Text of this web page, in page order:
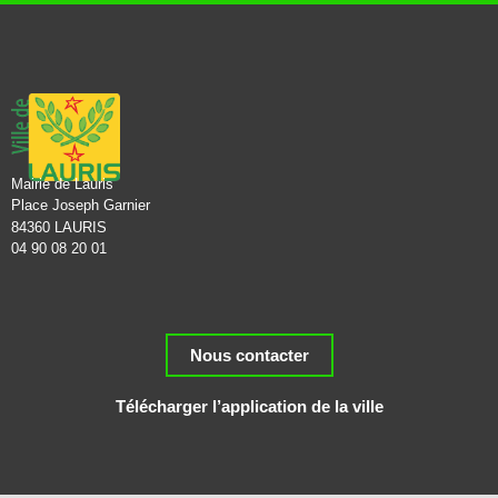
Mairie de Lauris
Place Joseph Garnier
84360 LAURIS
04 90 08 20 01
Nous contacter
Télécharger l’application de la ville